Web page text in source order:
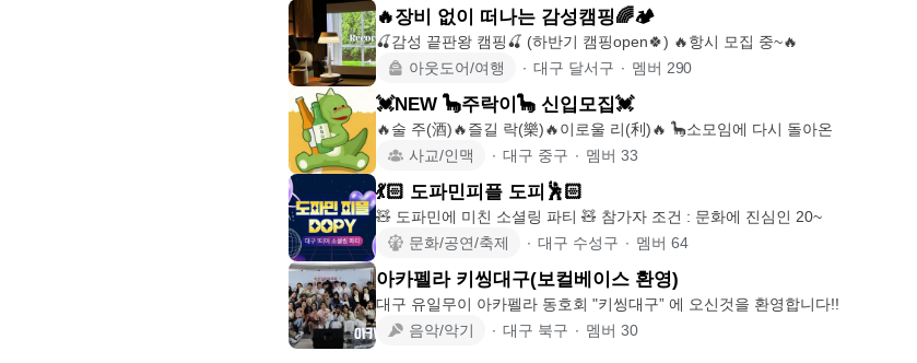
🔥장비 없이 떠나는 감성캠핑🌈🏕
🍒감성 끝판왕 캠핑🍒 (하반기 캠핑open🍀) 🔥항시 모집 중~🔥
아웃도어/여행
∙ 대구 달서구 ∙ 멤버 290
💓NEW 🦕주락이🦕 신입모집💓
🔥술 주(酒)🔥즐길 락(樂)🔥이로울 리(利)🔥 🦕소모임에 다시 돌아온
사교/인맥
∙ 대구 중구 ∙ 멤버 33
💃🏻 도파민피플 도피🕺🏻
🧸 도파민에 미친 소셜링 파티 🧸 참가자 조건 : 문화에 진심인 20~
문화/공연/축제
∙ 대구 수성구 ∙ 멤버 64
아카펠라 키씽대구(보컬베이스 환영)
대구 유일무이 아카펠라 동호회 "키씽대구” 에 오신것을 환영합니다!!
음악/악기
∙ 대구 북구 ∙ 멤버 30